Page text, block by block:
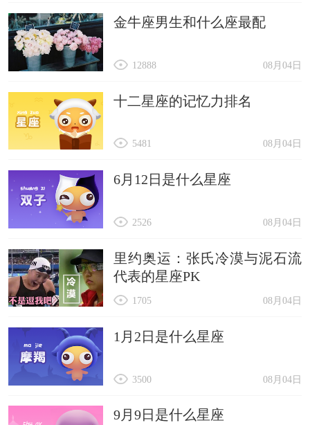
金牛座男生和什么座最配
08月04日
12888
十二星座的记忆力排名
08月04日
5481
6月12日是什么星座
08月04日
2526
里约奥运：张氏冷漠与泥石流
代表的星座PK
08月04日
1705
1月2日是什么星座
08月04日
3500
9月9日是什么星座